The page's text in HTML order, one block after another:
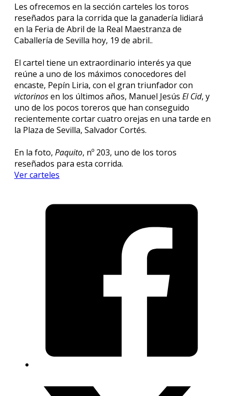
Les ofrecemos en la sección carteles los toros
reseñados para la corrida que la ganadería lidiará
en la Feria de Abril de la Real Maestranza de
Caballería de Sevilla hoy, 19 de abril..
El cartel tiene un extraordinario interés ya que
reúne a uno de los máximos conocedores del
encaste, Pepín Liria, con el gran triunfador con
victorinosen los últimos años, Manuel Jesús El Cid, y
uno de los pocos toreros que han conseguido
recientemente cortar cuatro orejas en una tarde en
la Plaza de Sevilla, Salvador Cortés.
En la foto, Paquito, nº 203, uno de los toros
reseñados para esta corrida.
Ver carteles